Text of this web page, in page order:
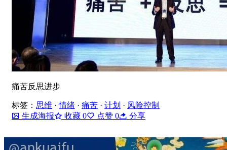
痛苦反思进步
标签： 思维 ·情绪 · 痛苦 · 计划 · 风险控制
生成海报
收藏 0 点赞 0 分享